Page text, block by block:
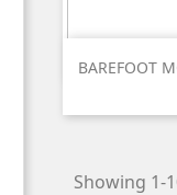

BAREFOOT
Showing 1-